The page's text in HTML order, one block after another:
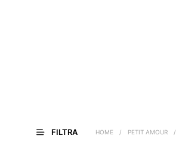
FILTRA HOME / PETIT AMOUR /